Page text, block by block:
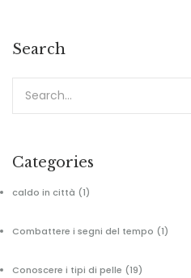
Search
Categories
caldo in città (1)
Combattere i segni del tempo (1)
Conoscere i tipi di pelle (19)